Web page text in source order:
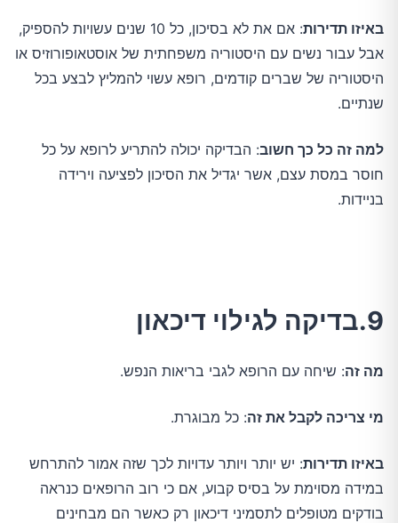
באיזו תדירות
: אם את לא בסיכון, כל 10 שנים עשויות להספיק,
אבל עבור נשים עם היסטוריה משפחתית של אוסטאופורוזיס או
היסטוריה של שברים קודמים, רופא עשוי להמליץ לבצע בכל
שנתיים.
למה זה כל כך חשוב: הבדיקה יכולה להתריע לרופא על כל
חוסר במסת עצם, אשר יגדיל את הסיכון לפציעה וירידה
בניידות.
9.בדיקה לגילוי דיכאון
מה זה: שיחה עם הרופא לגבי בריאות הנפש.
מי צריכה לקבל את זה: כל מבוגרת.
באיזו תדירות: יש יותר ויותר עדויות לכך שזה אמור להתרחש
במידה מסוימת על בסיס קבוע, אם כי רוב הרופאים כנראה
בודקים מטופלים לתסמיני דיכאון רק כאשר הם מבחינים